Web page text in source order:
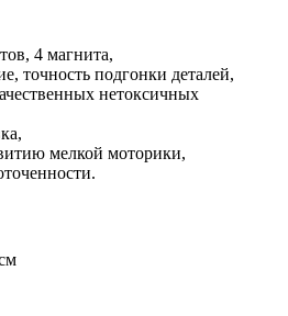
4 магнита,
точность подгонки деталей,
нетоксичных
мелкой моторики,